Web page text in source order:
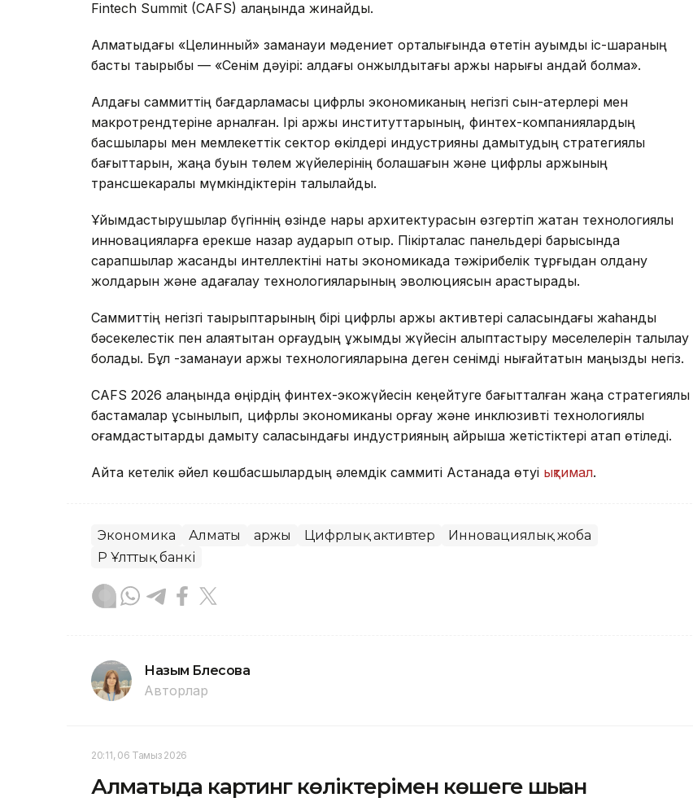
Fintech Summit (CAFS) алаңында жинайды.
Алматыдағы «Целинный» заманауи мәдениет орталығында өтетін ауқымды іс-шараның
басты тақырыбы — «Сенім дәуірі: алдағы онжылдықтағы қаржы нарығы қандай болмақ».
Алдағы саммиттің бағдарламасы цифрлық экономиканың негізгі сын-қатерлері мен
макротрендтеріне арналған. Ірі қаржы институттарының, финтех-компаниялардың
басшылары мен мемлекеттік сектор өкілдері индустрияны дамытудың стратегиялық
бағыттарын, жаңа буын төлем жүйелерінің болашағын және цифрлық қаржының
трансшекаралық мүмкіндіктерін талқылайды.
Ұйымдастырушылар бүгіннің өзінде нарық архитектурасын өзгертіп жатқан технологиялық
инновацияларға ерекше назар аударып отыр. Пікірталас панельдері барысында
сарапшылар жасанды интеллектіні нақты экономикада тәжірибелік тұрғыдан қолдану
жолдарын және қадағалау технологияларының эволюциясын қарастырады.
Саммиттің негізгі тақырыптарының бірі цифрлық қаржы активтері саласындағы жаһандық
бәсекелестік пен алаяқтықтан қорғаудың ұжымдық жүйесін қалыптастыру мәселелерін талқылау
болады. Бұл -заманауи қаржы технологияларына деген сенімді нығайтатын маңызды негіз.
CAFS 2026 алаңында өңірдің финтех-экожүйесін кеңейтуге бағытталған жаңа стратегиялық
бастамалар ұсынылып, цифрлық экономиканы қорғау және инклюзивті технологиялық
қоғамдастықтарды дамыту саласындағы индустрияның айрықша жетістіктері атап өтіледі.
Айта кетелік әйел көшбасшылардың әлемдік саммиті Астанада өтуі ықтимал.
Экономика Алматы Қаржы Цифрлық активтер
Инновациялық жоба
ҚР Ұлттық банкі
Назым Бөлесова
Авторлар
20:11, 06 Тамыз 2026
Алматыда картинг көліктерімен көшеге шыққан